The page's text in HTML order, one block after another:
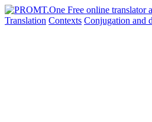
Translation Contexts Conjugation and